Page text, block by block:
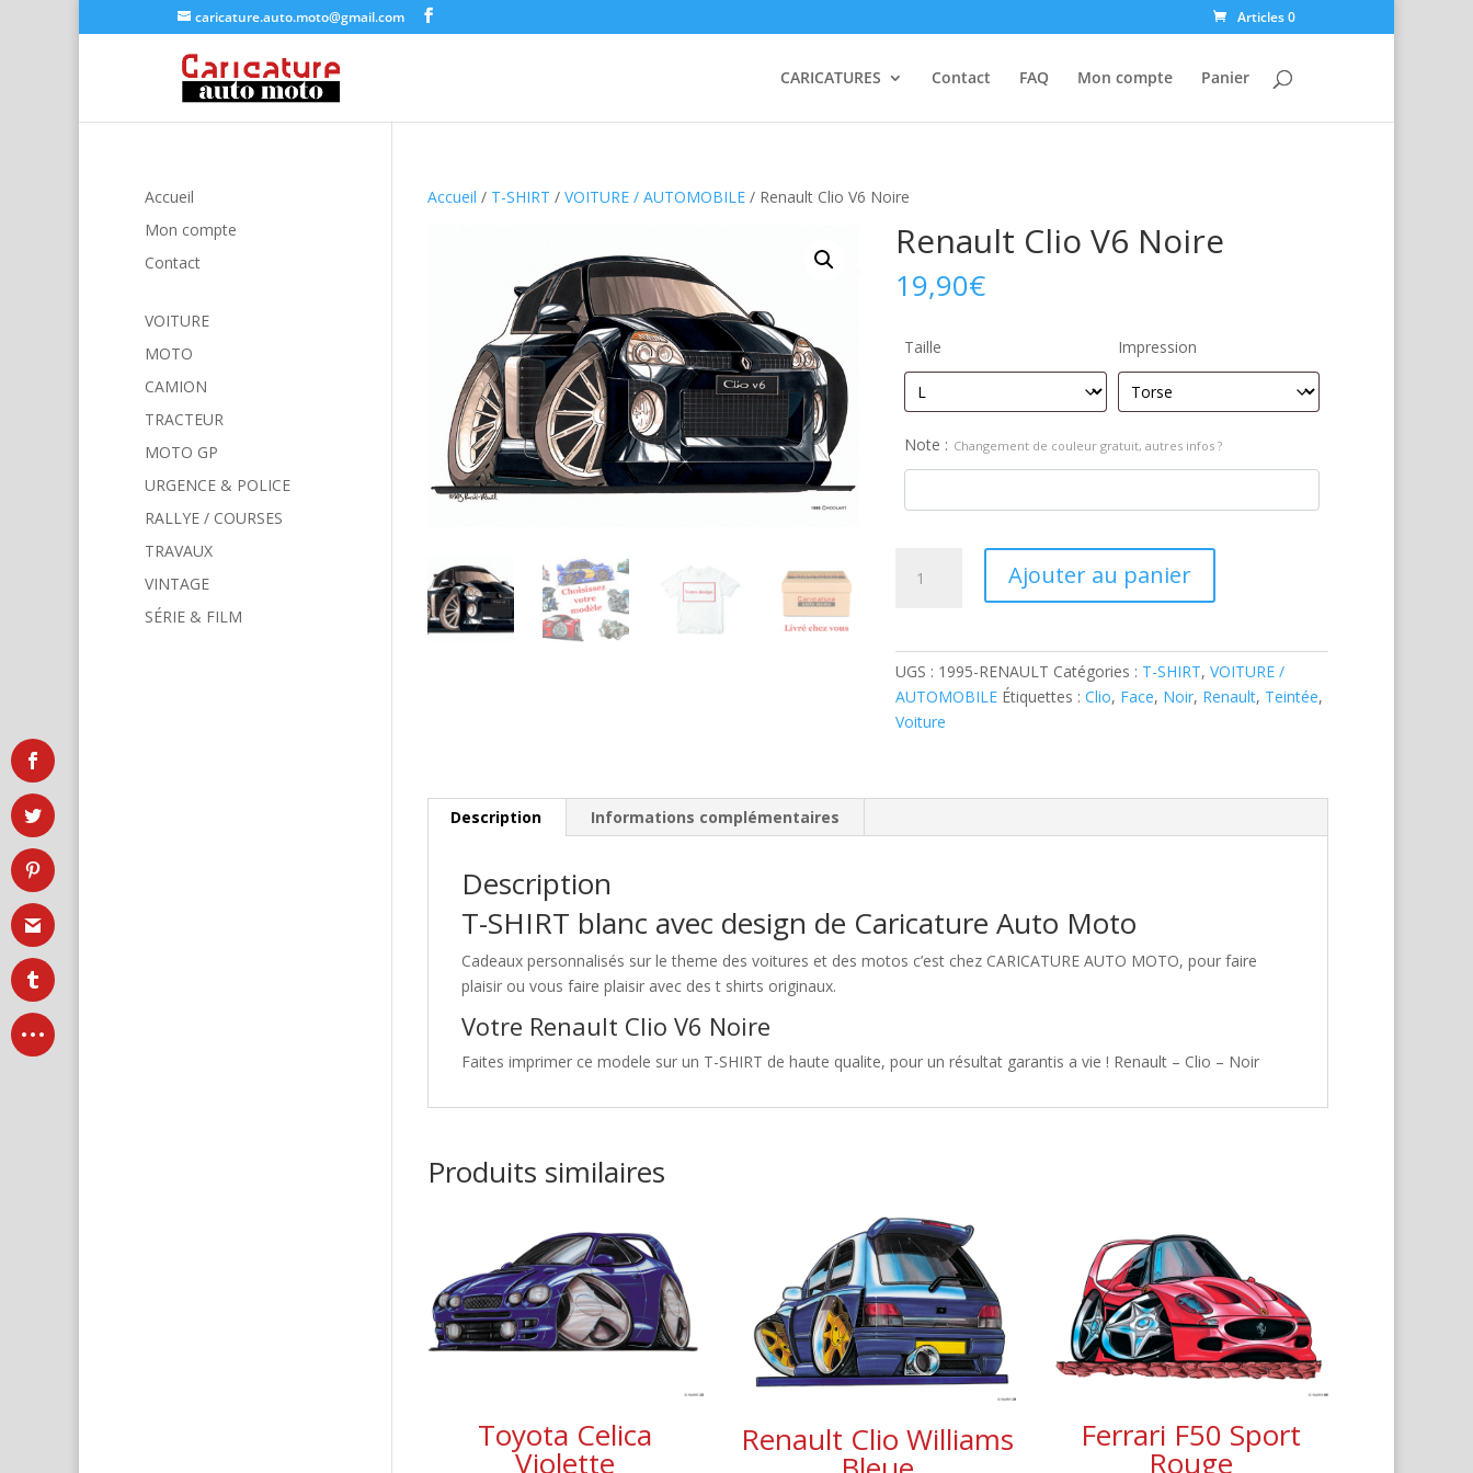
caricature.auto.moto@gmail.com Articles 0
CARICATURES Contact FAQ Mon compte Panier
Accueil / T-SHIRT / VOITURE / AUTOMOBILE/ Renault Clio V6 Noire
Renault Clio V6 Noire
19,90€
Taille Impression
Note : Changement de couleur gratuit, autres infos ?
Ajouter au panier
UGS : 1995-RENAULT Catégories : T-SHIRT,VOITURE /
AUTOMOBILE Étiquettes :Clio, Face, Noir, Renault, Teintée,
Voiture
Description Informations complémentaires
Description
T-SHIRT blanc avec design de Caricature Auto Moto
Cadeaux personnalisés sur le theme des voitures et des motos c’est chez CARICATURE AUTO MOTO, pour faire
plaisir ou vous faire plaisir avec des t shirts originaux.
Votre Renault Clio V6 Noire
Faites imprimer ce modele sur un T-SHIRT de haute qualite, pour un résultat garantis a vie ! Renault – Clio – Noir
Produits similaires
Toyota Celica
Violette
Renault Clio Williams Ferrari F50 Sport
Rouge
Accueil
Mon compte
Contact
VOITURE
MOTO
CAMION
TRACTEUR
MOTO GP
URGENCE & POLICE
RALLYE / COURSES
TRAVAUX
VINTAGE
SÉRIE & FILM